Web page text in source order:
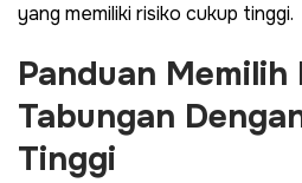
yang memiliki risiko cukup tinggi.
Panduan Memilih
Tabungan
Tinggi